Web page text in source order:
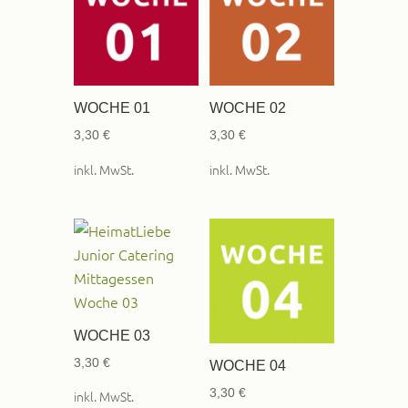
WOCHE 01
3,30 €
inkl. MwSt.
WOCHE 02
3,30 €
inkl. MwSt.
WOCHE 03
3,30 €
inkl. MwSt.
WOCHE 04
3,30 €